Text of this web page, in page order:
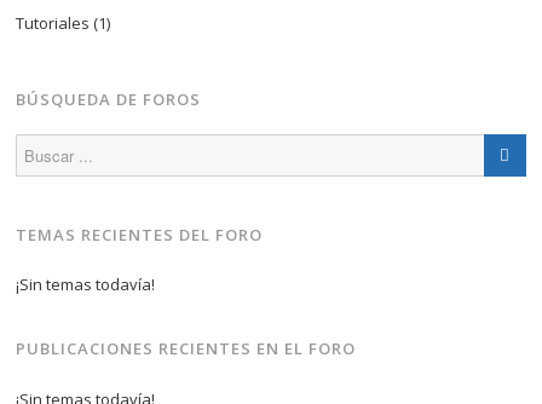
Tutoriales (1)
BÚSQUEDA DE FOROS
TEMAS RECIENTES DEL FORO
¡Sin temas todavía!
PUBLICACIONES RECIENTES EN EL FORO
¡Sin temas todavía!